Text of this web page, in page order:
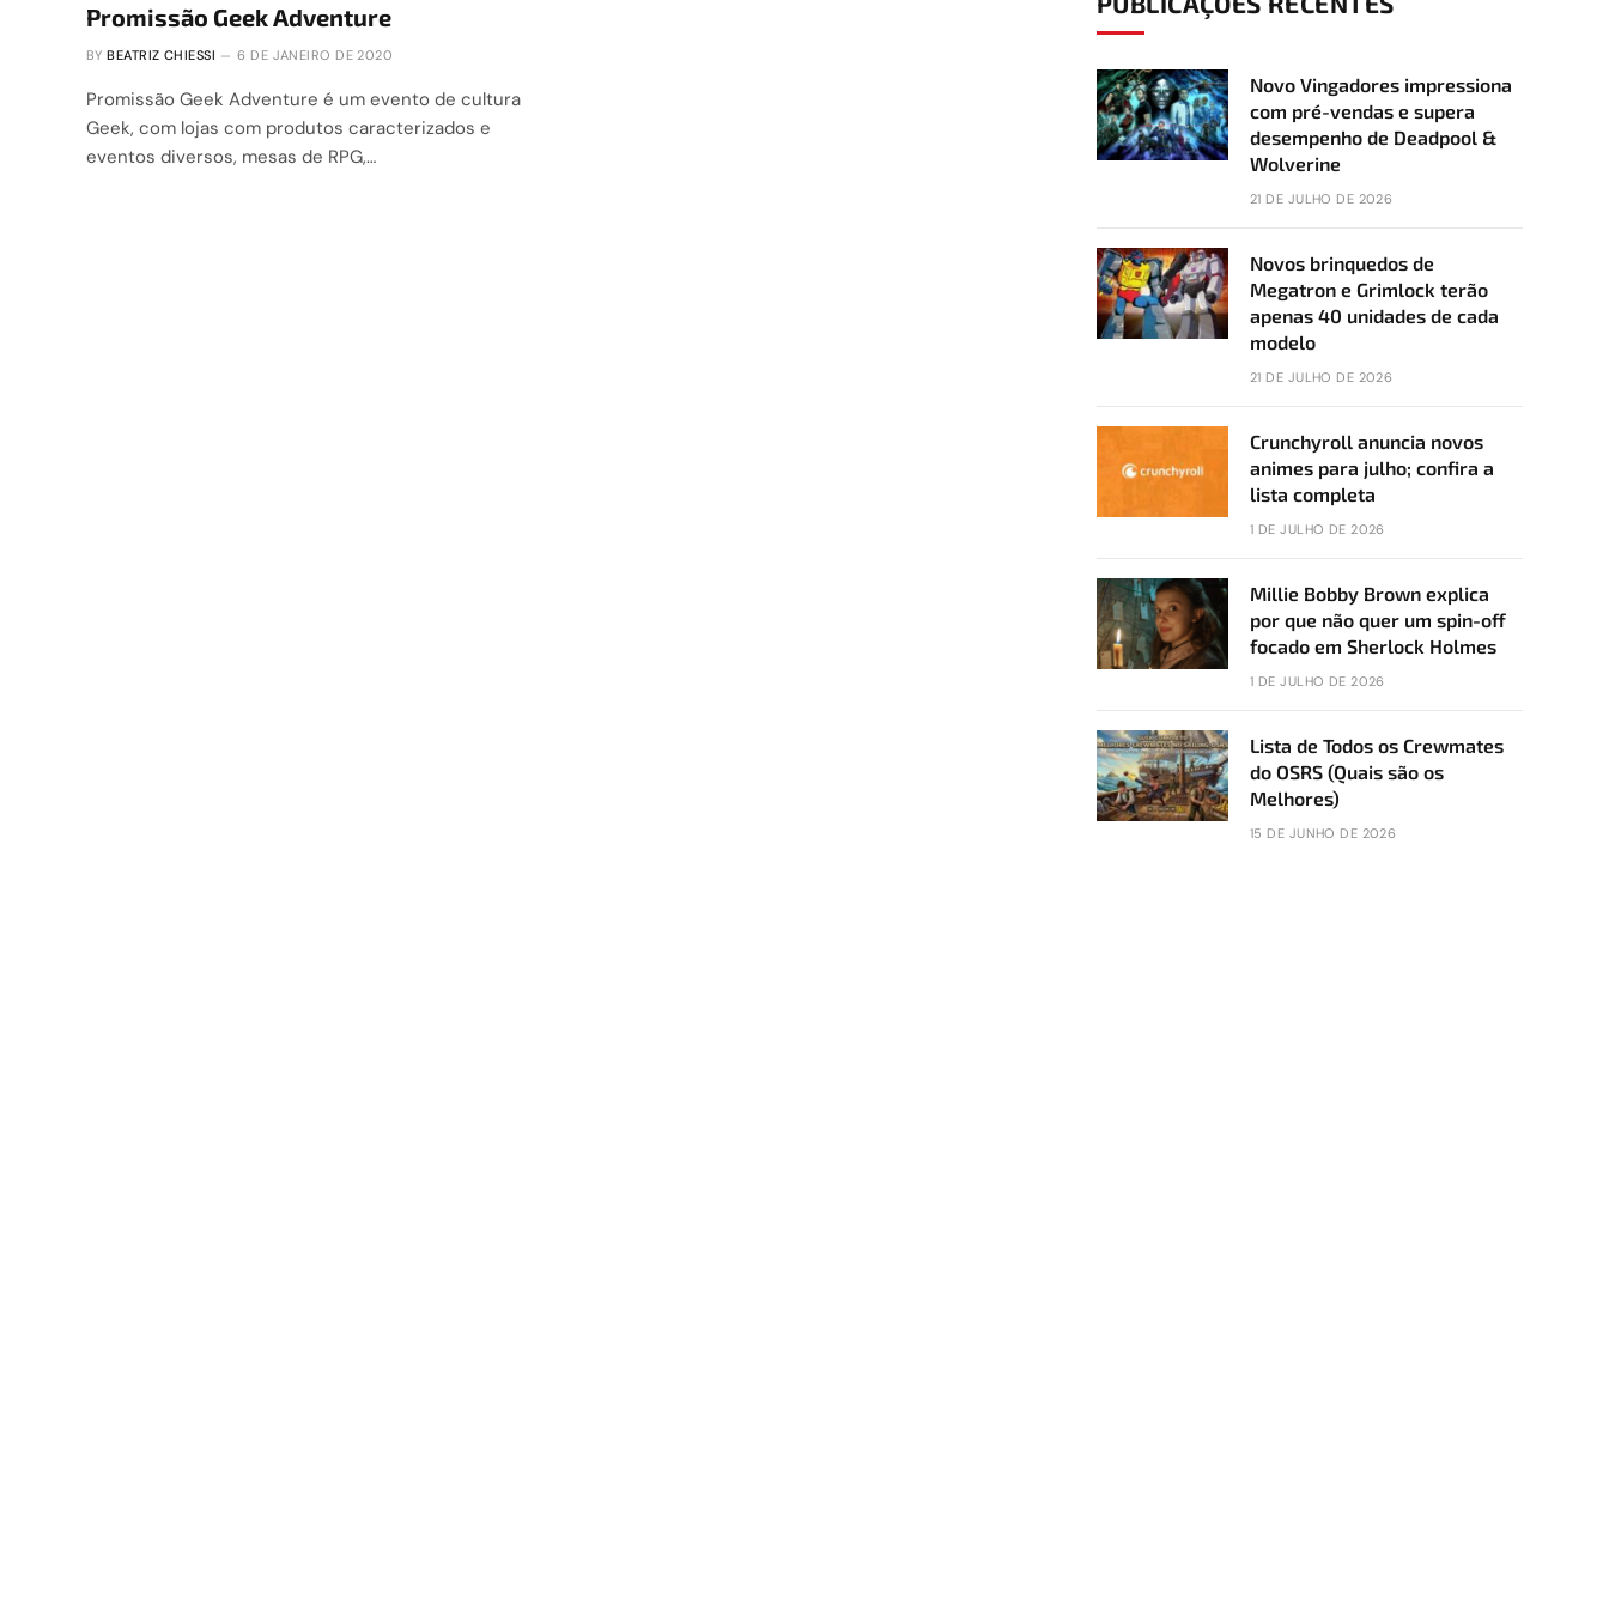
Promissão Geek Adventure
BY BEATRIZ CHIESSI 6 DE JANEIRO DE 2020
Promissão Geek Adventure é um evento de cultura
Geek, com lojas com produtos caracterizados e
eventos diversos, mesas de RPG,…
Novo Vingadores impressiona
com pré-vendas e supera
desempenho de Deadpool &
Wolverine
21 DE JULHO DE 2026
Novos brinquedos de
Megatron e Grimlock terão
apenas 40 unidades de cada
modelo
21 DE JULHO DE 2026
Crunchyroll anuncia novos
animes para julho; confira a
lista completa
1 DE JULHO DE 2026
Millie Bobby Brown explica
por que não quer um spin-off
focado em Sherlock Holmes
1 DE JULHO DE 2026
Lista de Todos os Crewmates
do OSRS (Quais são os
Melhores)
15 DE JUNHO DE 2026